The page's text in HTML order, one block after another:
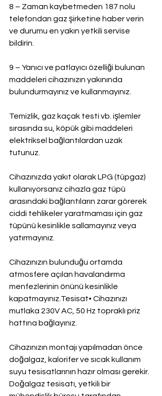
8 – Zaman kaybetmeden 187 nolu
telefondan gaz şirketine haber verin
ve durumu en yakın yetkili servise
bildirin.
9 – Yanıcı ve patlayıcı özelliği bulunan
maddeleri cihazınızın yakınında
bulundurmayınız ve kullanmayınız.
Temizlik, gaz kaçak testi vb. işlemler
sırasında su, köpük gibi maddeleri
elektriksel bağlantılardan uzak
tutunuz.
Cihazınızda yakıt olarak LPG (tüpgaz)
kullanıyorsanız cihazla gaz tüpü
arasındaki bağlantıların zarar görerek
ciddi tehlikeler yaratmaması için gaz
tüpünü kesinlikle sallamayınız veya
yatırmayınız.
Cihazınızın bulunduğu ortamda
atmosfere açılan havalandırma
menfezlerinin önünü kesinlikle
kapatmayınız.Tesisat• Cihazınızı
mutlaka 230V AC, 50 Hz topraklı priz
hattına bağlayınız.
Cihazınızın montajı yapılmadan önce
doğalgaz, kalorifer ve sıcak kullanım
suyu tesisatlarının hazır olması gerekir.
Doğalgaz tesisatı, yetkili bir